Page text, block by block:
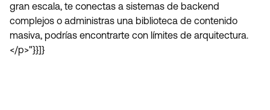
gran escala, te conectas a sistemas de backend
complejos o administras una biblioteca de contenido
masiva, podrías encontrarte con límites de arquitectura.
</p>"}}]}